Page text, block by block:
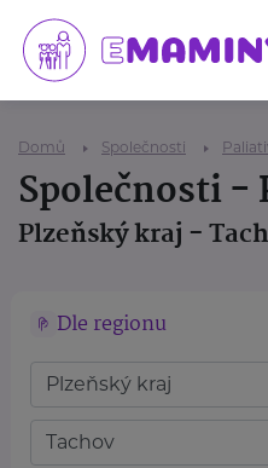
Domů Společnosti
Společnosti -
Plzeňský kraj -
Dle regionu